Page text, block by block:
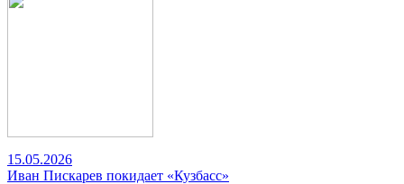
15.05.2026
Иван Пискарев покидает «Кузбасс»